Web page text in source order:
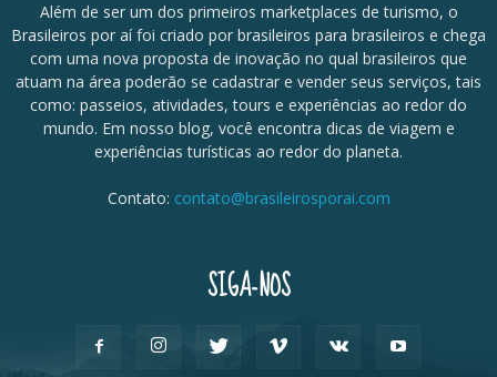
Além de ser um dos primeiros marketplaces de turismo, o
Brasileiros por aí foi criado por brasileiros para brasileiros e chega
com uma nova proposta de inovação no qual brasileiros que
atuam na área poderão se cadastrar e vender seus serviços, tais
como: passeios, atividades, tours e experiências ao redor do
mundo. Em nosso blog, você encontra dicas de viagem e
experiências turísticas ao redor do planeta.
Contato: contato@brasileirosporai.com
SIGA-NOS